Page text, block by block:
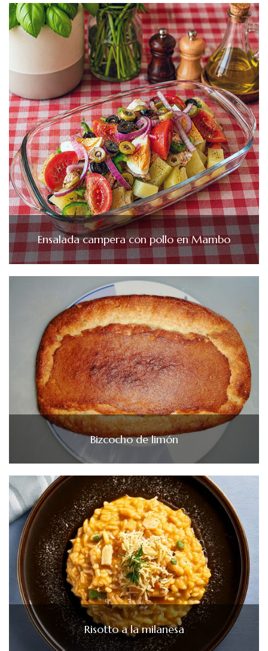
Ensalada campera con pollo en Mambo
Bizcocho de limón
Risotto a la milanesa